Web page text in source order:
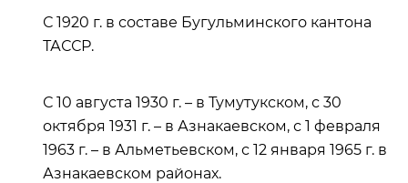
С 1920 г. в составе Бугульминского кантона
ТАССР.
С 10 августа 1930 г. – в Тумутукском, с 30
октября 1931 г. – в Азнакаевском, с 1 февраля
1963 г. – в Альметьевском, с 12 января 1965 г. в
Азнакаевском районах.